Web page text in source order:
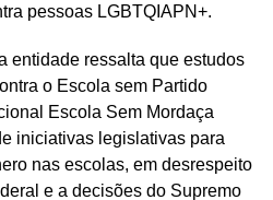
pessoas LGBTQIAPN+.
entidade ressalta que estudos
o Escola sem Partido
Escola Sem Mordaça
iniciativas legislativas para
nas escolas, em desrespeito
e a decisões do Supremo